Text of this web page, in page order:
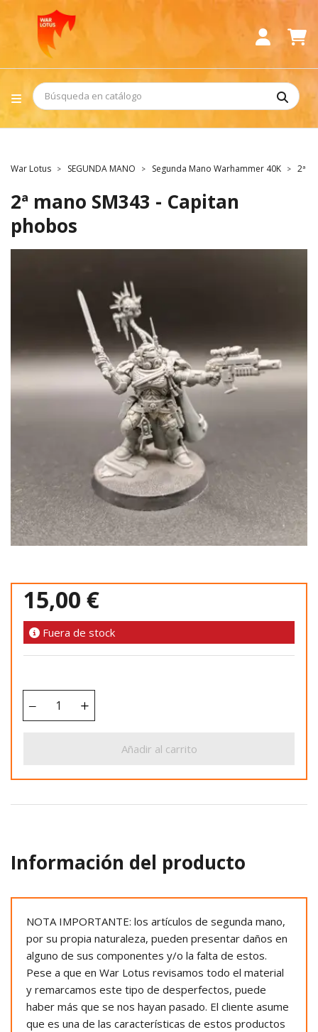
War Lotus SEGUNDA MANO Segunda Mano Warhammer 40K 2ª
2ª mano SM343 - Capitan
phobos
15,00 €
Fuera de stock
Añadir al carrito
Información del producto
NOTA IMPORTANTE: los artículos de segunda mano,
por su propia naturaleza, pueden presentar daños en
alguno de sus componentes y/o la falta de estos.
Pese a que en War Lotus revisamos todo el material
y remarcamos este tipo de desperfectos, puede
haber más que se nos hayan pasado. El cliente asume
que es una de las características de estos productos